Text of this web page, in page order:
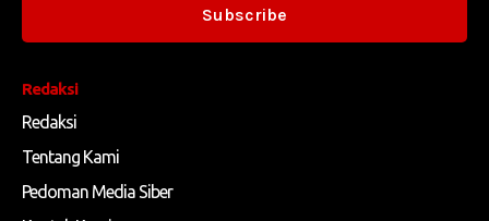
Redaksi
Redaksi
Tentang Kami
Pedoman Media Siber
Subscribe